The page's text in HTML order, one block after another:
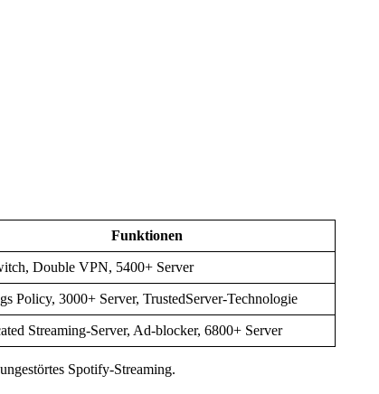
Funktionen
Double VPN, 5400+ Server
Policy, 3000+ Server, TrustedServer-Technologie
Streaming-Server, Ad-blocker, 6800+ Server
Spotify-Streaming.